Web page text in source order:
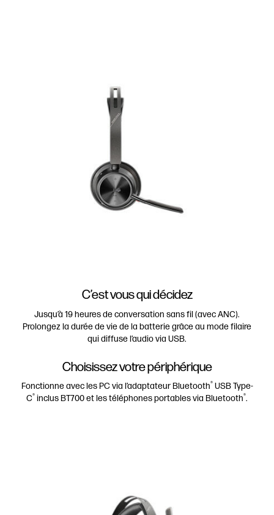
C’est vous qui décidez
Jusqu’à 19 heures de conversation sans fil (avec ANC).
Prolongez la durée de vie de la batterie grâce au mode filaire
qui diffuse l’audio via USB.
Choisissez votre périphérique
Fonctionne avec les PC via l’adaptateur Bluetooth®USB Type-
C® inclus BT700 et les téléphones portables via Bluetooth®.